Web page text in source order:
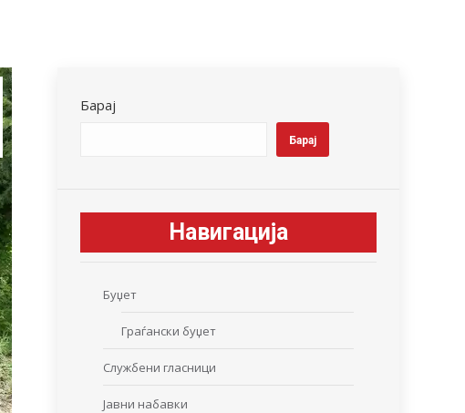
Барај
Барај
Навигација
Буџет
Граѓански буџет
Службени гласници
Јавни набавки